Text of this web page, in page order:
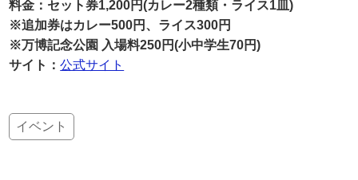
料金：セット券1,200円(カレー2種類・ライス1皿)
※追加券はカレー500円、ライス300円
※万博記念公園 入場料250円(小中学生70円)
サイト：公式サイト
イベント